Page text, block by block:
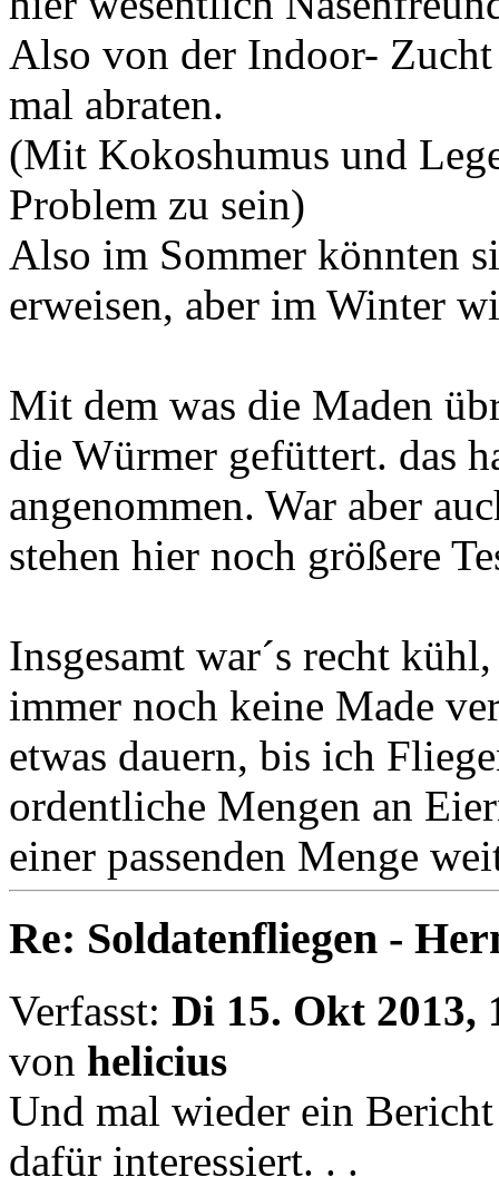
Also von der Indoor-
mal abraten.
(Mit Kokoshumus und
Problem zu sein)
Also im Sommer könnten
erweisen, aber im Winter
Mit dem was die Maden
die Würmer gefüttert. das
angenommen. War aber
stehen hier noch größere
Insgesamt war´s recht
immer noch keine Made
etwas dauern, bis ich
ordentliche Mengen an
einer passenden Menge
Re: Soldatenfliegen -
Verfasst: Di 15. Okt 2013,
von helicius
Und mal wieder ein
dafür interessiert. . .